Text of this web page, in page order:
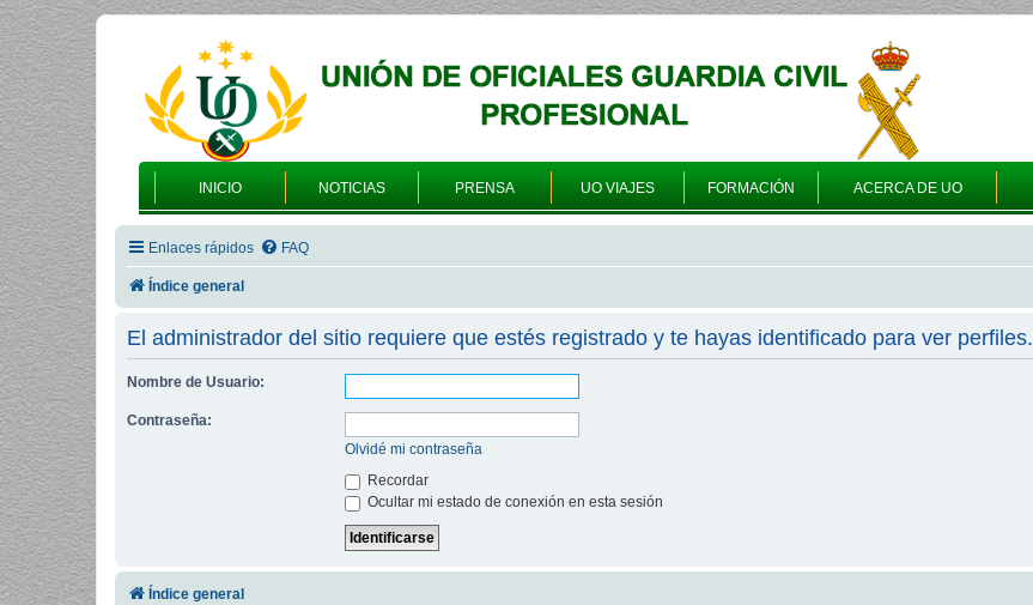
INICIO NOTICIAS PRENSA UO VIAJES FORMACIÓN ACERCA DE UO
Enlaces rápidos FAQ
Índice general
El administrador del sitio requiere que estés registrado y te hayas identificado para ver perfiles.
Nombre de Usuario:
Contraseña:
Olvidé mi contraseña
Recordar
Ocultar mi estado de conexión en esta sesión
Índice general